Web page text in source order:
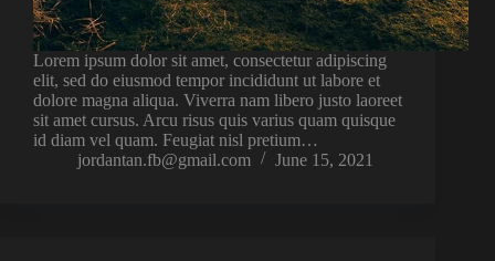
Lorem ipsum dolor sit amet, consectetur adipiscing
elit, sed do eiusmod tempor incididunt ut labore et
dolore magna aliqua. Viverra nam libero justo laoreet
sit amet cursus. Arcu risus quis varius quam quisque
id diam vel quam. Feugiat nisl pretium…
jordantan.fb@gmail.com
June 15, 2021